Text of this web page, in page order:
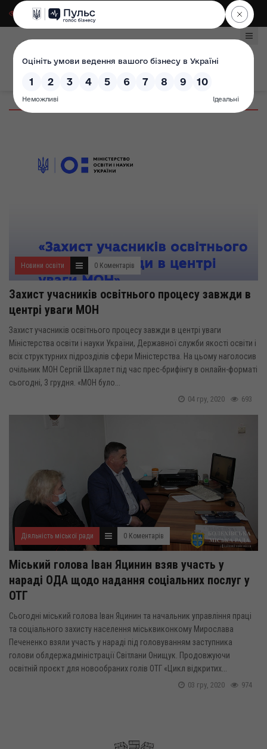
Для слабозорих|
Новини освіти 0 Коментарів
Захист учасників освітнього процесу завжди в
центрі уваги МОН
Захист учасників освітнього процесу завжди в центрі уваги
Міністерства освіти і науки України, Державної служби якості освіти і
всіх структурних підрозділів сфери Міністерства. На цьому наголосив
очільник МОН Сергій Шкарлет під час прес-брифінгу в онлайн-форматі
сьогодні, 3 грудня. «МОН було...
693
04 гру, 2020
Діяльність міської ради 0 Коментарів
Міський голова Іван Яцинин взяв участь у
нараді ОДА щодо надання соціальних послуг у
ОТГ
Сьогодні міський голова Іван Яцинин та начальник управління праці
та соціального захисту населення міськвиконкому Мирослава
Печененко взяли участь у нараді під головуванням заступника
голови облдержадміністрації Світлани Онищук. Продовжуючи
освітній проєкт для новообраних голів ОТГ «Цикл відкритих...
974
03 гру, 2020